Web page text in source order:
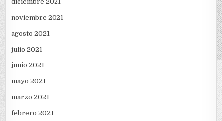
diciembre 2021
noviembre 2021
agosto 2021
julio 2021
junio 2021
mayo 2021
marzo 2021
febrero 2021